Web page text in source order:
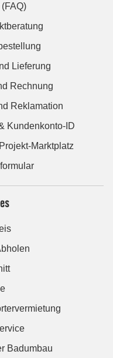
Lieferung
Rechnung
Reklamation
Kundenkonto-ID
Marktplatz
Badumbau